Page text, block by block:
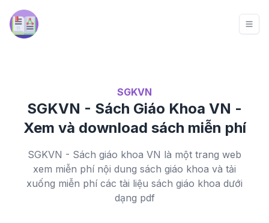
SGKVN
SGKVN - Sách Giáo Khoa VN -
Xem và download sách miễn phí
SGKVN - Sách giáo khoa VN là một trang web
xem miễn phí nội dung sách giáo khoa và tải
xuống miễn phí các tài liệu sách giáo khoa dưới
dạng pdf